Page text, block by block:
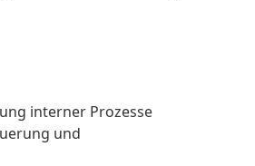
interner Prozesse
und